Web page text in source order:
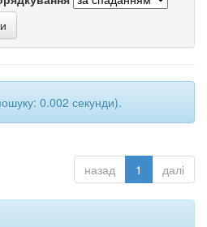
0.002 секунди).
назад 1 далі